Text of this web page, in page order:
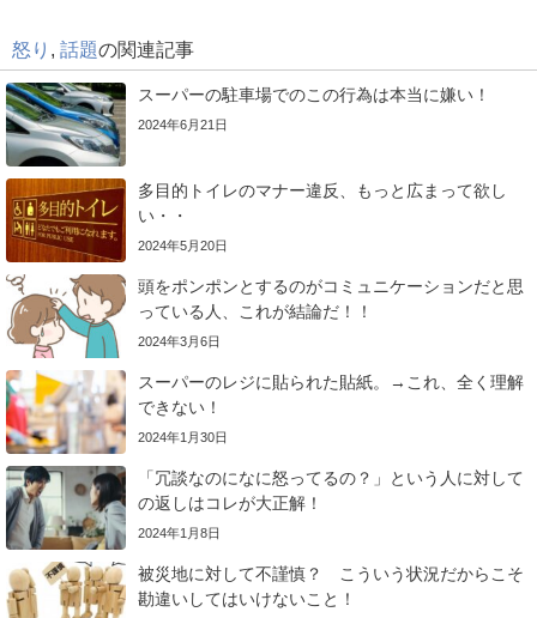
怒り , 話題の関連記事
スーパーの駐車場でのこの行為は本当に嫌い！
2024年6月21日
多目的トイレのマナー違反、もっと広まって欲し
い・・
2024年5月20日
頭をポンポンとするのがコミュニケーションだと思
っている人、これが結論だ！！
2024年3月6日
スーパーのレジに貼られた貼紙。→これ、全く理解
できない！
2024年1月30日
「冗談なのになに怒ってるの？」という人に対して
の返しはコレが大正解！
2024年1月8日
被災地に対して不謹慎？ こういう状況だからこそ
勘違いしてはいけないこと！